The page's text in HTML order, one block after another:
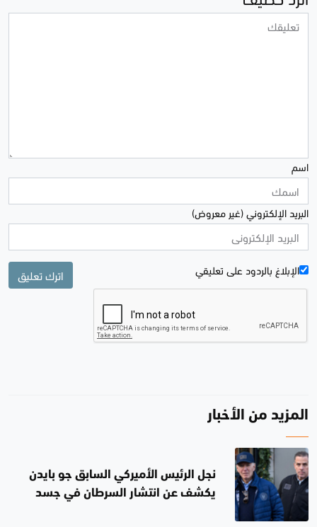
اسم
البريد الإلكتروني (غير معروض)
الإبلاغ بالردود علی تعليقي اترك تعليق
المزيد من الأخبار
نجل الرئيس الأميركي السابق جو بايدن
يكشف عن انتشار السرطان في جسد